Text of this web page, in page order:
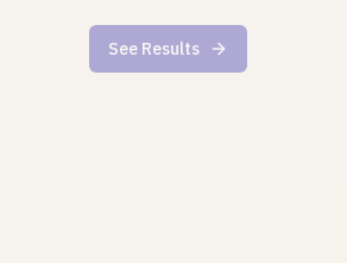
See Results